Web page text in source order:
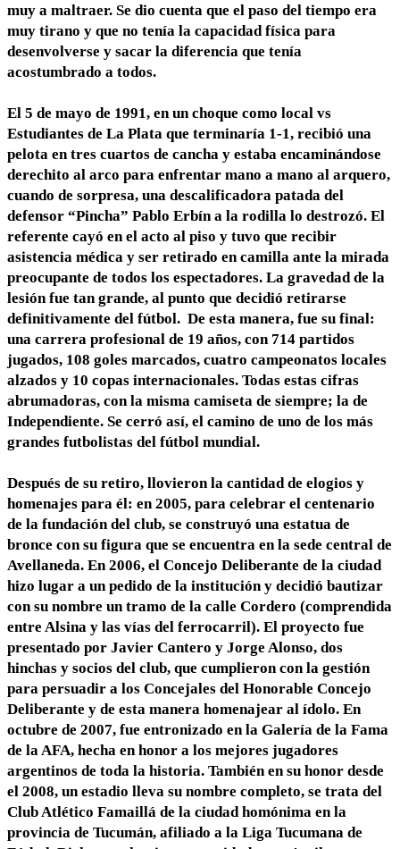
muy a maltraer. Se dio cuenta que el paso del tiempo era
muy tirano y que no tenía la capacidad física para
desenvolverse y sacar la diferencia que tenía
acostumbrado a todos.
El 5 de mayo de 1991, en un choque como local vs
Estudiantes de La Plata que terminaría 1-1, recibió una
pelota en tres cuartos de cancha y estaba encaminándose
derechito al arco para enfrentar mano a mano al arquero,
cuando de sorpresa, una descalificadora patada del
defensor “Pincha” Pablo Erbín a la rodilla lo destrozó. El
referente cayó en el acto al piso y tuvo que recibir
asistencia médica y ser retirado en camilla ante la mirada
preocupante de todos los espectadores. La gravedad de la
lesión fue tan grande, al punto que decidió retirarse
definitivamente del fútbol. De esta manera, fue su final:
una carrera profesional de 19 años, con 714 partidos
jugados, 108 goles marcados, cuatro campeonatos locales
alzados y 10 copas internacionales. Todas estas cifras
abrumadoras, con la misma camiseta de siempre; la de
Independiente. Se cerró así, el camino de uno de los más
grandes futbolistas del fútbol mundial.
Después de su retiro, llovieron la cantidad de elogios y
homenajes para él: en 2005, para celebrar el centenario
de la fundación del club, se construyó una estatua de
bronce con su figura que se encuentra en la sede central de
Avellaneda. En 2006, el Concejo Deliberante de la ciudad
hizo lugar a un pedido de la institución y decidió bautizar
con su nombre un tramo de la calle Cordero (comprendida
entre Alsina y las vías del ferrocarril). El proyecto fue
presentado por Javier Cantero y Jorge Alonso, dos
hinchas y socios del club, que cumplieron con la gestión
para persuadir a los Concejales del Honorable Concejo
Deliberante y de esta manera homenajear al ídolo. En
octubre de 2007, fue entronizado en la Galería de la Fama
de la AFA, hecha en honor a los mejores jugadores
argentinos de toda la historia. También en su honor desde
el 2008, un estadio lleva su nombre completo, se trata del
Club Atlético Famaillá de la ciudad homónima en la
provincia de Tucumán, afiliado a la Liga Tucumana de